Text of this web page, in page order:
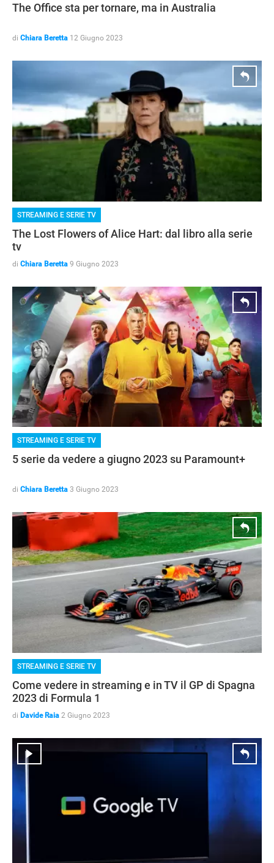
ANDROID
The Office sta per tornare, ma in Australia
di Chiara Beretta 12 Giugno 2023
STREAMING E SERIE TV
The Lost Flowers of Alice Hart: dal libro alla serie
tv
di Chiara Beretta 9 Giugno 2023
STREAMING E SERIE TV
5 serie da vedere a giugno 2023 su Paramount+
di Chiara Beretta 3 Giugno 2023
STREAMING E SERIE TV
Come vedere in streaming e in TV il GP di Spagna
2023 di Formula 1
di Davide Raia 2 Giugno 2023